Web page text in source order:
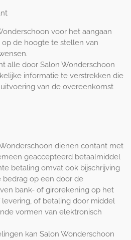
voor het aangaan
de hoogte te stellen van
alle door Salon Wonderschoon
informatie te verstrekken die
van de overeenkomst
dienen contant met
geaccepteerd betaalmiddel
betaling omvat ook bijschrijving
op een door de
bank- of girorekening op het
of betaling door middel
vormen van elektronisch
kan Salon Wonderschoon